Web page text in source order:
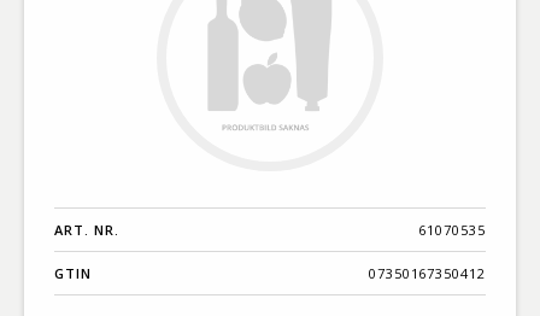
ART. NR. 61070535
GTIN 07350167350412